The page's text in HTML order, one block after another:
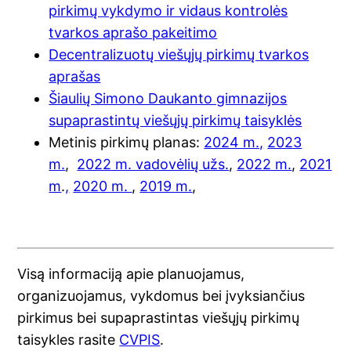
pirkimų vykdymo ir vidaus kontrolės
tvarkos aprašo pakeitimo
Decentralizuotų viešųjų pirkimų tvarkos
aprašas
Šiaulių Simono Daukanto gimnazijos
supaprastintų viešųjų pirkimų taisyklės
Metinis pirkimų planas: 2024 m., 2023
m., 2022 m. vadovėlių užs., 2022 m., 2021
m., 2020 m. , 2019 m.,
Visą informaciją apie planuojamus,
organizuojamus, vykdomus bei įvyksiančius
pirkimus bei supaprastintas viešųjų pirkimų
taisykles rasite CVPIS.